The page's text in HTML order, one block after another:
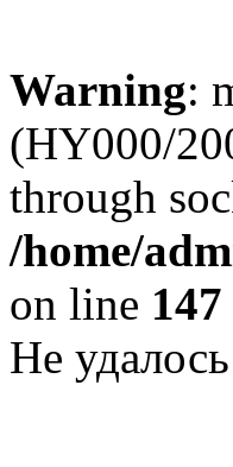
Warning:
(HY000/
through
/home/
on line 147
Не